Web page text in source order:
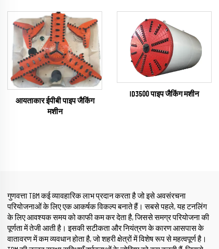
आयताकार ईपीबी पाइप जैकिंग
मशीन
ID3500 पाइप जैकिंग मशीन
गुणवत्ता TBM कई व्यावहारिक लाभ प्रदान करता है जो इसे अवसंरचना
परियोजनाओं के लिए एक आकर्षक विकल्प बनाते हैं। सबसे पहले, यह टनलिंग
के लिए आवश्यक समय को काफी कम कर देता है, जिससे समग्र परियोजना की
पूर्णता में तेजी आती है। इसकी सटीकता और नियंत्रण के कारण आसपास के
वातावरण में कम व्यवधान होता है, जो शहरी क्षेत्रों में विशेष रूप से महत्वपूर्ण है।